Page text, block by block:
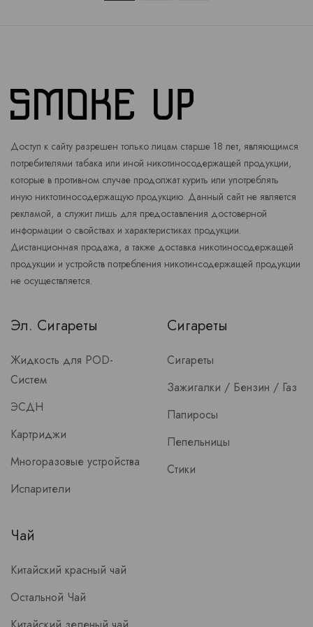
Доступ к сайту разрешен только лицам старше 18 лет, являющимся
потребителями табака или иной никотиносодержащей продукции,
которые в противном случае продолжат курить или употреблять
иную никтотиносодержащую продукцию. Данный сайт не является
рекламой, а служит лишь для предоставления достоверной
информации о свойствах и характеристиках продукции.
Дистанционная продажа, а также доставка никотиносодержащей
продукции и устройств потребления никотинсодержащей продукции
не осуществляется.
Эл. Сигареты
Жидкость для POD-
Систем
ЭСДН
Картриджи
Многоразовые устройства
Испарители
Сигареты
Сигареты
Зажигалки / Бензин / Газ
Папиросы
Пепельницы
Стики
Чай
Китайский красный чай
Остальной Чай